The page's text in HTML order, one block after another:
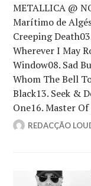
METALLICA @
Marítimo de
Creeping
Wherever I May
Window08. Sad
Whom The Bell
Black13. Seek &
One16. Master
REDACÇÃO